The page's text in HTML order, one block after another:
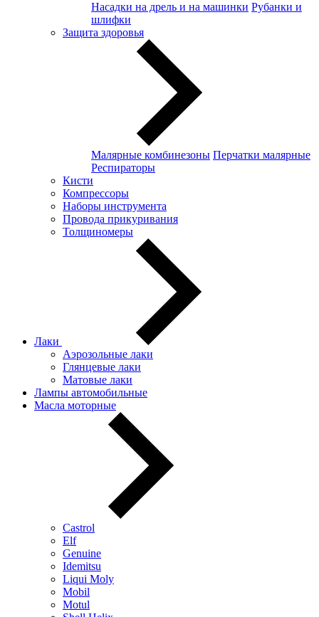
Насадки на дрель и на машинки Рубанки и
шлифки
Защита здоровья
Малярные комбинезоны Перчатки малярные
Респираторы
Кисти
Компрессоры
Наборы инструмента
Провода прикуривания
Толщиномеры
Лаки
Аэрозольные лаки
Глянцевые лаки
Матовые лаки
Лампы автомобильные
Масла моторные
Castrol
Elf
Genuine
Idemitsu
Liqui Moly
Mobil
Motul